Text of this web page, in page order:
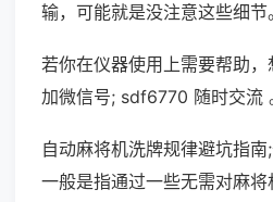
输，可能就是没注意这些细节。
若你在仪器使用上需要帮助
加微信号; sdf6770 随时交流
自动麻将机洗牌规律避坑指
一般是指通过一些无需对麻